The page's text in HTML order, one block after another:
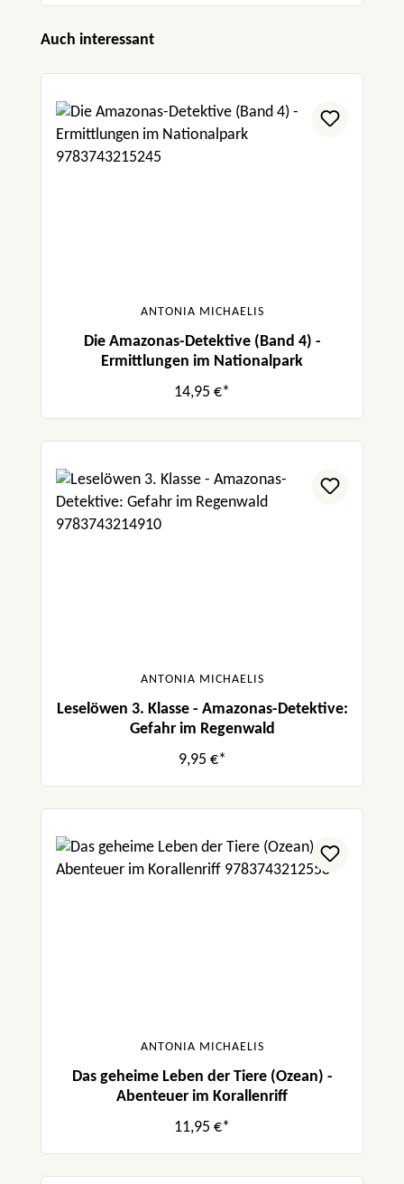
Produktgalerie überspringen
Auch interessant
ANTONIA MICHAELIS
Die Amazonas-Detektive (Band 4) -
Ermittlungen im Nationalpark
14,95 €*
ANTONIA MICHAELIS
Leselöwen 3. Klasse - Amazonas-Detektive:
Gefahr im Regenwald
9,95 €*
ANTONIA MICHAELIS
Das geheime Leben der Tiere (Ozean) -
Abenteuer im Korallenriff
11,95 €*